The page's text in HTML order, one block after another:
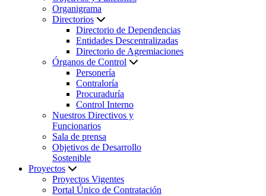
Organigrama
Directorios
Directorio de Dependencias
Entidades Descentralizadas
Directorio de Agremiaciones
Órganos de Control
Personería
Contraloría
Procuraduría
Control Interno
Nuestros Directivos y
Funcionarios
Sala de prensa
Objetivos de Desarrollo
Sostenible
Proyectos
Proyectos Vigentes
Portal Único de Contratación